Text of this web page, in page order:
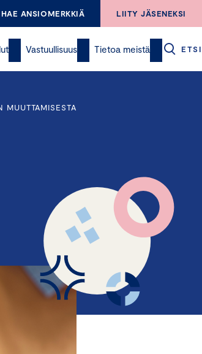
HAE ANSIOMERKKIÄ LIITY JÄSENEKSI
Vastuullisuus Tietoa meistä ETSI